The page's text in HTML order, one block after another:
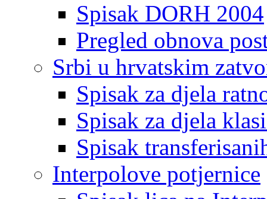
Spisak DORH 2004
Pregled obnova
Srbi u hrvatskim
Spisak za djela
Spisak za djela
Spisak
Interpolove potjernice